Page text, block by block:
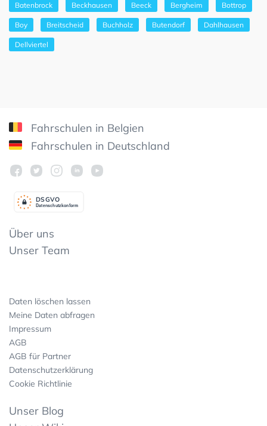
Batenbrock Beckhausen Beeck Bergheim Bottrop
Boy Breitscheid Buchholz Butendorf Dahlhausen
Dellviertel
Fahrschulen in Belgien
Fahrschulen in Deutschland
Datenschutzkonform
DSGVO
Über uns
Unser Team
Daten löschen lassen
Meine Daten abfragen
Impressum
AGB
AGB für Partner
Datenschutzerklärung
Cookie Richtlinie
Unser Blog